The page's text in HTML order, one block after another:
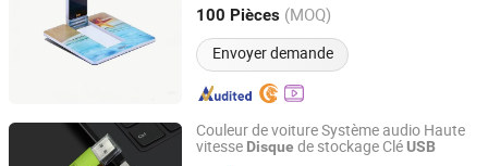
100 Pièces (MOQ)
Envoyer demande
Guangdong, China Depuis 2026
Couleur de voiture Système audio Haute
vitesse Disque de stockage CléUSB
Yiwu Xuan Beizhai Handicraft Co., Ltd.